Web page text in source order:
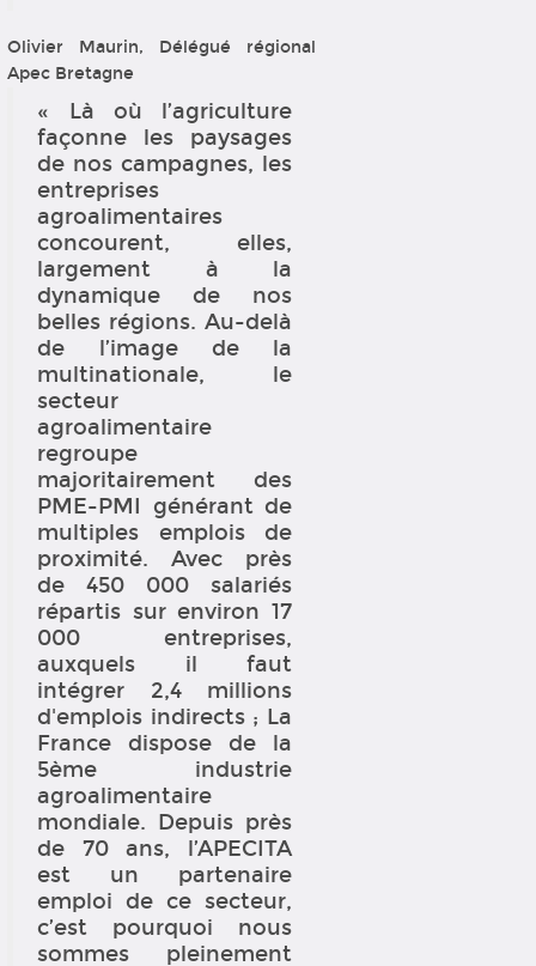
Olivier Maurin, Délégué régional
Apec Bretagne
« Là où l’agriculture
façonne les paysages
de nos campagnes, les
entreprises
agroalimentaires
concourent, elles,
largement à la
dynamique de nos
belles régions. Au-delà
de l’image de la
multinationale, le
secteur
agroalimentaire
regroupe
majoritairement des
PME-PMI générant de
multiples emplois de
proximité. Avec près
de 450 000 salariés
répartis sur environ 17
000 entreprises,
auxquels il faut
intégrer 2,4 millions
d'emplois indirects ; La
France dispose de la
5ème industrie
agroalimentaire
mondiale. Depuis près
de 70 ans, l’APECITA
est un partenaire
emploi de ce secteur,
c’est pourquoi nous
sommes pleinement